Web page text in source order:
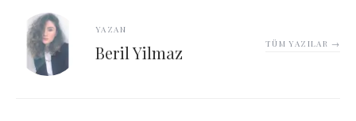
YAZAN
Beril Yilmaz TÜM YAZILAR →